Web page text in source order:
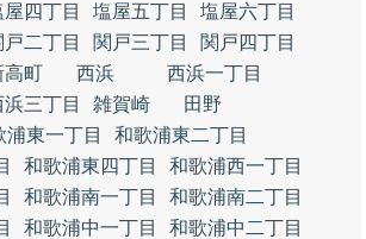
屋四丁目 塩屋五丁目
塩屋六丁目
戸二丁目 関戸三丁目
関戸四丁目
高町 西浜
西浜一丁目
浜三丁目 雑賀崎
田野
浦東一丁目
和歌浦東二丁目
和歌浦東四丁目
和歌浦西一丁目
和歌浦南一丁目
和歌浦南二丁目
和歌浦中一丁目
和歌浦中二丁目